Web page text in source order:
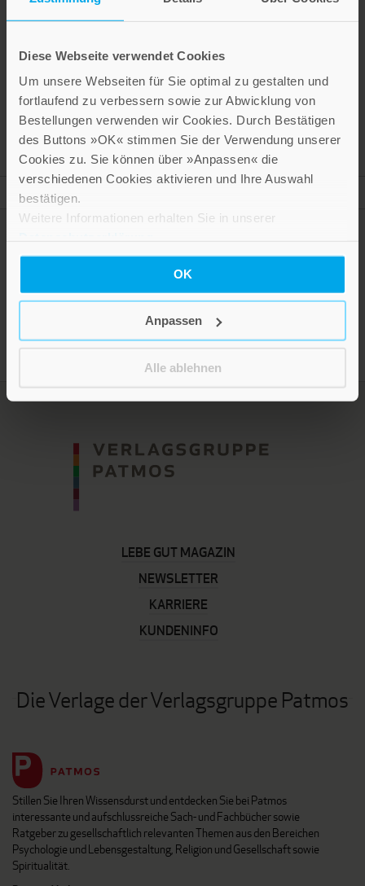
Diese Webseite verwendet Cookies
Um unsere Webseiten für Sie optimal zu gestalten und
fortlaufend zu verbessern sowie zur Abwicklung von
Bestellungen verwenden wir Cookies. Durch Bestätigen
des Buttons »OK« stimmen Sie der Verwendung unserer
Cookies zu. Sie können über »Anpassen« die
verschiedenen Cookies aktivieren und Ihre Auswahl
bestätigen.
Weitere Informationen erhalten Sie in unserer
OK
Anpassen
Alle ablehnen
Ostbewegung; B. Schwineköper: Die mittelalterliche
Markengebieten; W. Weizsäcker: Die Entstehung der
Landgemeinde in Böhmen; R. Wenskus: Kleinverbände und
Kleinräume bei den Prußen des Samlandes; J. Zontar: Der
Stand der Forschung über die südslawische ländliche
Ordnung.
Mehr Informationen
LEBE GUT MAGAZIN
NEWSLETTER
KARRIERE
KUNDENINFO
Die Verlage der Verlagsgruppe Patmos
Stillen Sie Ihren Wissensdurst und entdecken Sie bei Patmos
interessante und aufschlussreiche Sach- und Fachbücher sowie
Ratgeber zu gesellschaftlich relevanten Themen aus den Bereichen
Psychologie und Lebensgestaltung, Religion und Gesellschaft sowie
Spiritualität.